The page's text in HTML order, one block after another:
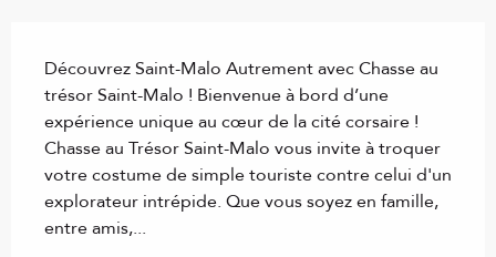
Découvrez Saint-Malo Autrement avec Chasse au
trésor Saint-Malo ! Bienvenue à bord d’une
expérience unique au cœur de la cité corsaire !
Chasse au Trésor Saint-Malo vous invite à troquer
votre costume de simple touriste contre celui d'un
explorateur intrépide. Que vous soyez en famille,
entre amis,...